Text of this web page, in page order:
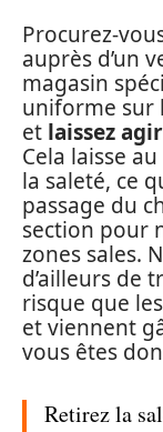
Procurez-
auprès d’un
magasin
uniforme sur
et laissez
Cela laisse
la saleté, ce
passage du
section pour
zones sales.
d’ailleurs de
risque que
et viennent
vous êtes
Retirez la